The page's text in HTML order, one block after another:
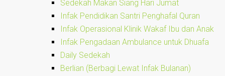
Sedekah Makan Siang Hari Jumat
Infak Pendidikan Santri Penghafal Quran
Infak Operasional Klinik Wakaf Ibu dan Anak
Infak Pengadaan Ambulance untuk Dhuafa
Daily Sedekah
Berlian (Berbagi Lewat Infak Bulanan)